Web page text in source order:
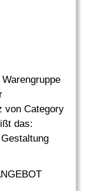
von Category
das: